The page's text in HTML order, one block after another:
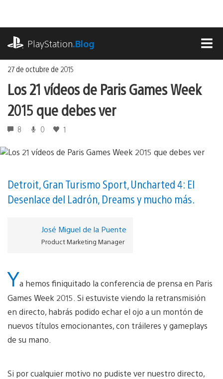
contenido
PlayStation.Blog
27 de octubre de 2015
Los 21 vídeos de Paris Games Week
2015 que debes ver
8 0 1
Detroit, Gran Turismo Sport, Uncharted 4: El
Desenlace del Ladrón, Dreams y mucho más.
José Miguel de la Puente
Product Marketing Manager
Ya hemos finiquitado la conferencia de prensa en Paris
Games Week 2015. Si estuviste viendo la retransmisión
en directo, habrás podido echar el ojo a un montón de
nuevos títulos emocionantes, con tráileres y gameplays
de su mano.
Si por cualquier motivo no pudiste ver nuestro directo,